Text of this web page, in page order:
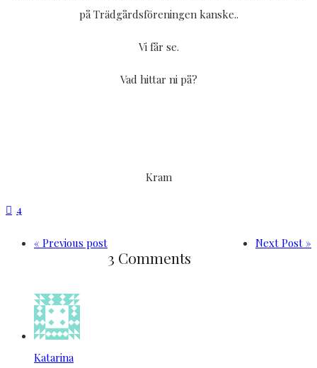
på Trädgårdsföreningen kanske..
Vi får se.
Vad hittar ni på?
Kram
4
« Previous post Next Post »
3 Comments
Katarina